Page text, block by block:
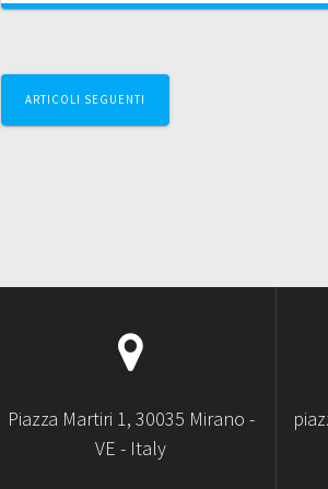
Navigazione
articoli
ARTICOLI SEGUENTI
Piazza Martiri 1, 30035 Mirano -
VE - Italy